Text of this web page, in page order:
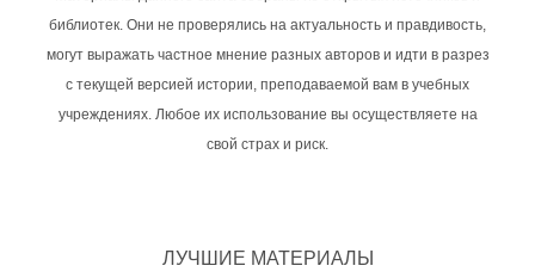
библиотек. Они не проверялись на актуальность и правдивость,
могут выражать частное мнение разных авторов и идти в разрез
с текущей версией истории, преподаваемой вам в учебных
учреждениях. Любое их использование вы осуществляете на
свой страх и риск.
ЛУЧШИЕ МАТЕРИАЛЫ